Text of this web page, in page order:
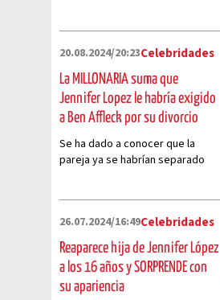
20.08.2024/20:23Celebridades
La MILLONARIA suma que
Jennifer Lopez le habría exigido
a Ben Affleck por su divorcio
Se ha dado a conocer que la
pareja ya se habrían separado
26.07.2024/16:49Celebridades
Reaparece hija de Jennifer López
a los 16 años y SORPRENDE con
su apariencia